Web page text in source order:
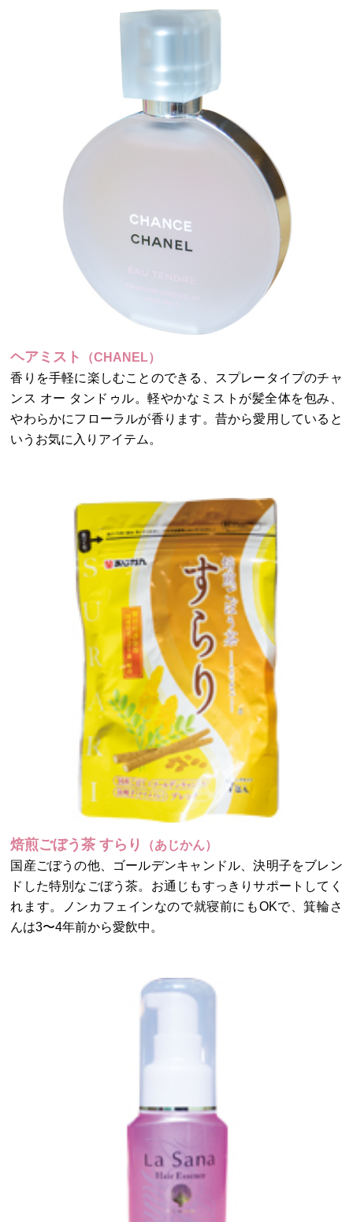
ヘアミスト
（CHANEL）
香りを手軽に楽しむことのできる、スプレータイプのチャ
ンス オー タンドゥル。軽やかなミストが髪全体を包み、
やわらかにフローラルが香ります。昔から愛用していると
いうお気に入りアイテム。
焙煎ごぼう茶 すらり
（あじかん）
国産ごぼうの他、ゴールデンキャンドル、決明子をブレン
ドした特別なごぼう茶。お通じもすっきりサポートしてく
れます。ノンカフェインなので就寝前にもOKで、箕輪さ
んは3〜4年前から愛飲中。